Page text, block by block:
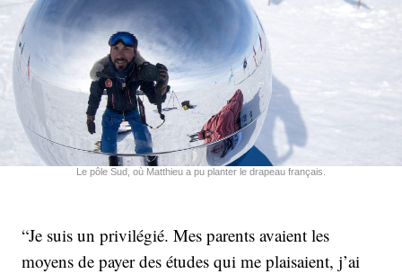
Le pôle Sud, où Matthieu a pu planter le drapeau français.
“Je suis un privilégié. Mes parents avaient les
moyens de payer des études qui me plaisaient, j’ai